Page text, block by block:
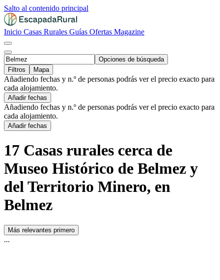
Salto al contenido principal
Inicio Casas Rurales Guías Ofertas Magazine
Opciones de búsqueda
Filtros
Mapa
Añadiendo fechas y n.º de personas podrás ver el precio exacto para
cada alojamiento.
Añadir fechas
Añadiendo fechas y n.º de personas podrás ver el precio exacto para
cada alojamiento.
Añadir fechas
17 Casas rurales cerca de
Museo Histórico de Belmez y
del Territorio Minero, en
Belmez
Más relevantes primero
...